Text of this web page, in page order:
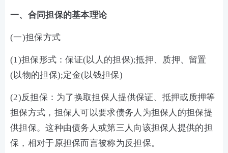
一、合同担保的基本理论
(一)担保方式
(1)担保形式：保证(以人的担保);抵押、质押、留置
(以物的担保);定金(以钱担保)
(2)反担保：为了换取担保人提供保证、抵押或质押等
担保方式，担保人可以要求债务人为担保人的担保提
供担保。这种由债务人或第三人向该担保人提供的担
保，相对于原担保而言被称为反担保。